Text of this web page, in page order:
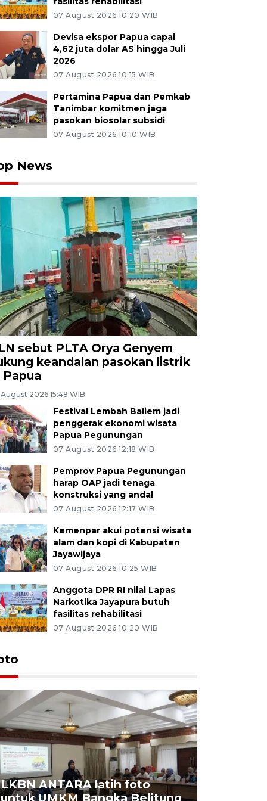
07 August 2026 10:20 WIB
Devisa ekspor Papua capai
4,62 juta dolar AS hingga Juli
2026
07 August 2026 10:15 WIB
Pertamina Papua dan Pemkab
Tanimbar komitmen jaga
pasokan biosolar subsidi
07 August 2026 10:10 WIB
News
sebut PLTA Orya Genyem
keandalan pasokan listrik
Papua
2026 15:48 WIB
Festival Lembah Baliem jadi
penggerak ekonomi wisata
Papua Pegunungan
07 August 2026 12:18 WIB
Pemprov Papua Pegunungan
harap OAP jadi tenaga
konstruksi yang andal
07 August 2026 12:17 WIB
Kemenpar akui potensi wisata
alam dan kopi di Kabupaten
Jayawijaya
07 August 2026 10:25 WIB
Anggota DPR RI nilai Lapas
Narkotika Jayapura butuh
fasilitas rehabilitasi
07 August 2026 10:20 WIB
LKBN ANTARA latih foto